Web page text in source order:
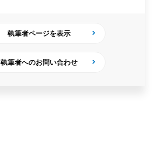
執筆者ページを表示
執筆者へのお問い合わせ